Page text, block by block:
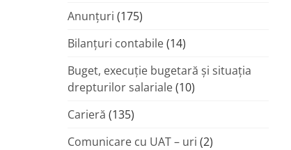
Anunțuri (175)
Bilanțuri contabile(14)
Buget, execuție bugetară și situația
drepturilor salariale(10)
Carieră (135)
Comunicare cu UAT – uri (2)